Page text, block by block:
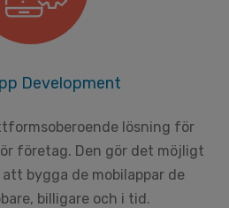
Development
lösning för
företag. Den gör det möjligt
bygga de mobilappar de
billigare och i tid.